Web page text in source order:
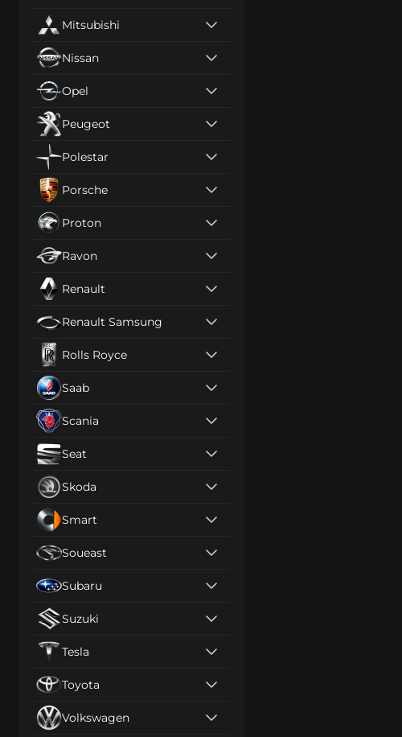
Mitsubishi
Nissan
Opel
Peugeot
Polestar
Porsche
Proton
Ravon
Renault
Renault Samsung
Rolls Royce
Saab
Scania
Seat
Skoda
Smart
Soueast
Subaru
Suzuki
Tesla
Toyota
Volkswagen